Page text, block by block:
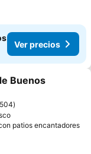
Ver precios
Buenos
504
patios encantadores